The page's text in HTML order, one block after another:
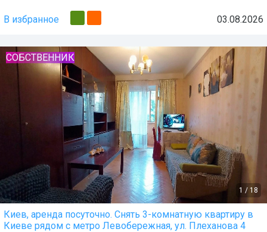
В избранное 03.08.2026
1 / 18
СОБСТВЕННИК
Киев, аренда посуточно. Снять 3-комнатную квартиру в
Киеве рядом с метро Левобережная, ул. Плеханова 4